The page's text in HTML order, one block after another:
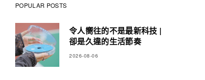
POPULAR POSTS
令人嚮往的不是最新科技 |
卻是久違的生活節奏
2026-08-06